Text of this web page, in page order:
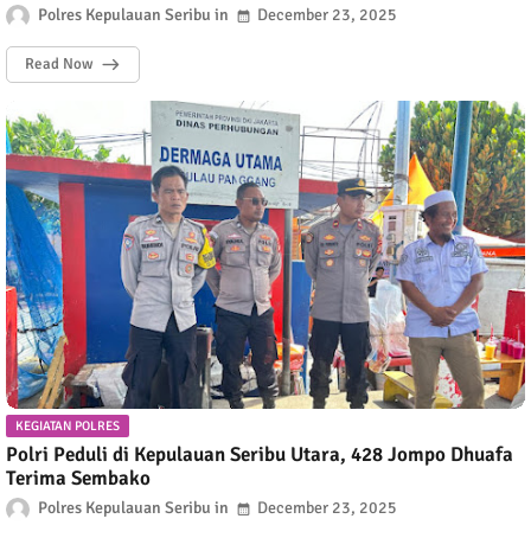
Polres Kepulauan Seribu December 23, 2025
Read Now
KEGIATAN POLRES
Polri Peduli di Kepulauan Seribu Utara, 428 Jompo Dhuafa
Terima Sembako
Polres Kepulauan Seribu December 23, 2025